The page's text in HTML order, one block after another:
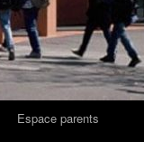
Espace parents